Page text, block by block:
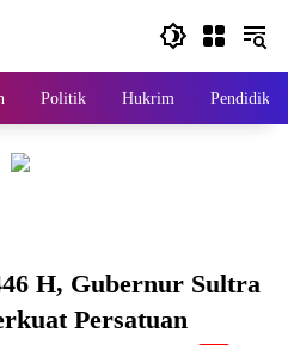
Politik Hukrim Pendidikan
H, Gubernur Sultra
Persatuan